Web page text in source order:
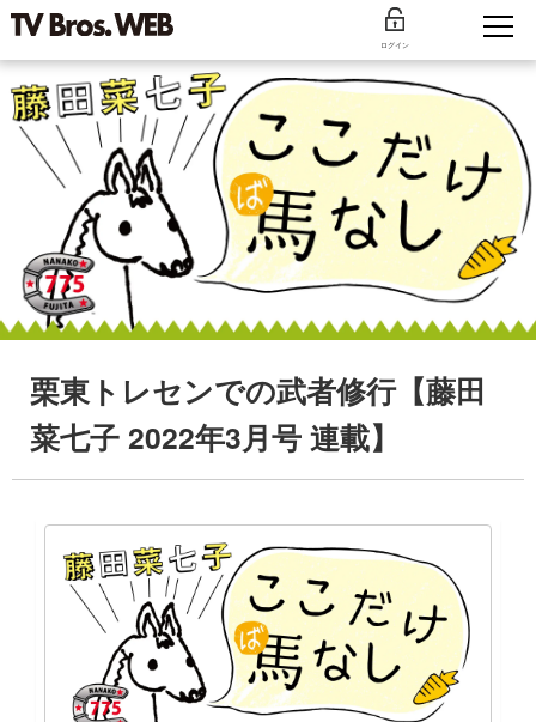
ログイン
栗東トレセンでの武者修行【藤田
菜七子 2022年3月号 連載】